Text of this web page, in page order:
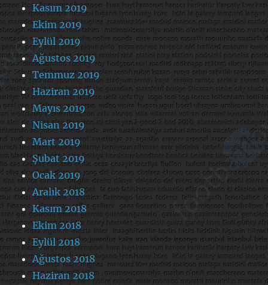
Kasım 2019
Ekim 2019
Eylül 2019
Ağustos 2019
Temmuz 2019
Haziran 2019
Mayıs 2019
Nisan 2019
Mart 2019
Şubat 2019
Ocak 2019
Aralık 2018
Kasım 2018
Ekim 2018
Eylül 2018
Ağustos 2018
Haziran 2018